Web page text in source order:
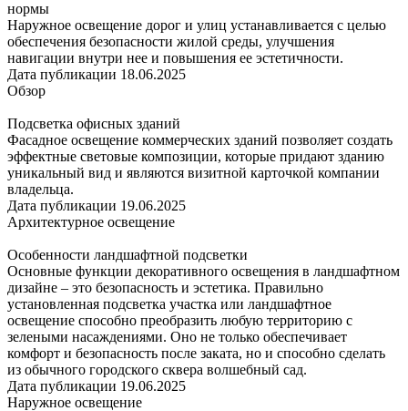
нормы
Наружное освещение дорог и улиц устанавливается с целью
обеспечения безопасности жилой среды, улучшения
навигации внутри нее и повышения ее эстетичности.
Дата публикации 18.06.2025
Обзор
Подсветка офисных зданий
Фасадное освещение коммерческих зданий позволяет создать
эффектные световые композиции, которые придают зданию
уникальный вид и являются визитной карточкой компании
владельца.
Дата публикации 19.06.2025
Архитектурное освещение
Особенности ландшафтной подсветки
Основные функции декоративного освещения в ландшафтном
дизайне – это безопасность и эстетика. Правильно
установленная подсветка участка или ландшафтное
освещение способно преобразить любую территорию с
зелеными насаждениями. Оно не только обеспечивает
комфорт и безопасность после заката, но и способно сделать
из обычного городского сквера волшебный сад.
Дата публикации 19.06.2025
Наружное освещение